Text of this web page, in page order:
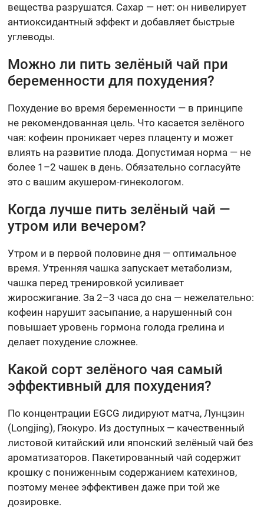
вещества разрушатся. Сахар — нет: он нивелирует
антиоксидантный эффект и добавляет быстрые
углеводы.
Можно ли пить зелёный чай при
беременности для похудения?
Похудение во время беременности — в принципе
не рекомендованная цель. Что касается зелёного
чая: кофеин проникает через плаценту и может
влиять на развитие плода. Допустимая норма — не
более 1–2 чашек в день. Обязательно согласуйте
это с вашим акушером-гинекологом.
Когда лучше пить зелёный чай —
утром или вечером?
Утром и в первой половине дня — оптимальное
время. Утренняя чашка запускает метаболизм,
чашка перед тренировкой усиливает
жиросжигание. За 2–3 часа до сна — нежелательно:
кофеин нарушит засыпание, а нарушенный сон
повышает уровень гормона голода грелина и
делает похудение сложнее.
Какой сорт зелёного чая самый
эффективный для похудения?
По концентрации EGCG лидируют матча, Лунцзин
(Longjing), Гяокуро. Из доступных — качественный
листовой китайский или японский зелёный чай без
ароматизаторов. Пакетированный чай содержит
крошку с пониженным содержанием катехинов,
поэтому менее эффективен даже при той же
дозировке.